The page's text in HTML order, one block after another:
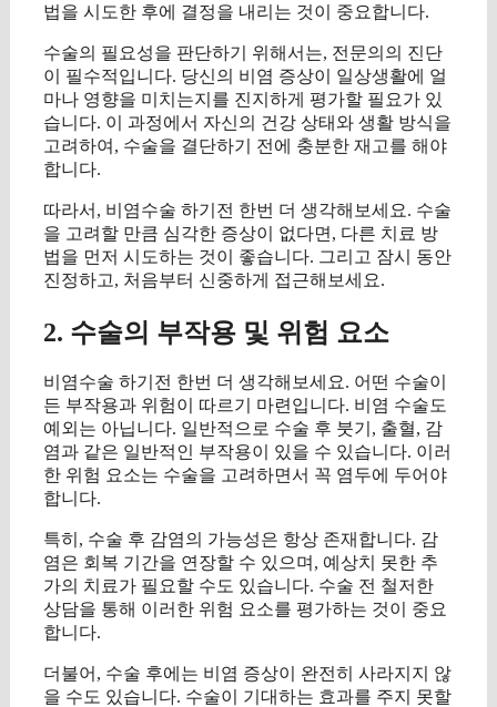
법을 시도한 후에 결정을 내리는 것이 중요합니다.
수술의 필요성을 판단하기 위해서는, 전문의의 진단
이 필수적입니다. 당신의 비염 증상이 일상생활에 얼
마나 영향을 미치는지를 진지하게 평가할 필요가 있
습니다. 이 과정에서 자신의 건강 상태와 생활 방식을
고려하여, 수술을 결단하기 전에 충분한 재고를 해야
합니다.
따라서, 비염수술 하기전 한번 더 생각해보세요. 수술
을 고려할 만큼 심각한 증상이 없다면, 다른 치료 방
법을 먼저 시도하는 것이 좋습니다. 그리고 잠시 동안
진정하고, 처음부터 신중하게 접근해보세요.
2. 수술의 부작용 및 위험 요소
비염수술 하기전 한번 더 생각해보세요. 어떤 수술이
든 부작용과 위험이 따르기 마련입니다. 비염 수술도
예외는 아닙니다. 일반적으로 수술 후 붓기, 출혈, 감
염과 같은 일반적인 부작용이 있을 수 있습니다. 이러
한 위험 요소는 수술을 고려하면서 꼭 염두에 두어야
합니다.
특히, 수술 후 감염의 가능성은 항상 존재합니다. 감
염은 회복 기간을 연장할 수 있으며, 예상치 못한 추
가의 치료가 필요할 수도 있습니다. 수술 전 철저한
상담을 통해 이러한 위험 요소를 평가하는 것이 중요
합니다.
더불어, 수술 후에는 비염 증상이 완전히 사라지지 않
을 수도 있습니다. 수술이 기대하는 효과를 주지 못할